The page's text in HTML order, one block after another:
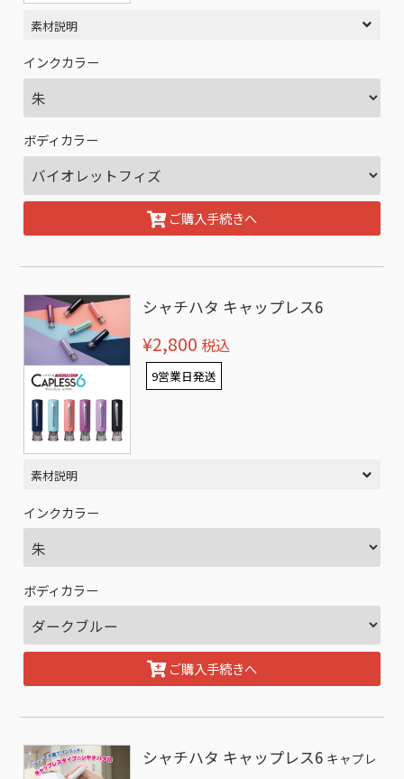
素材説明
インクカラー
ボディカラー
ご購入手続きへ
シャチハタ キャップレス6
¥2,800 税込
9営業日発送
素材説明
インクカラー
ボディカラー
ご購入手続きへ
シャチハタ キャップレス6 キャプレ